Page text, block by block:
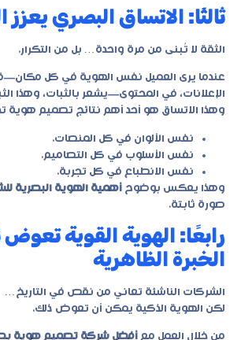
ثالثًا: الاتساق البصري
الثقة لا تُبنى من مرة واحدة… بل من التكرار.
عندما يرى العميل نفس الهوية في كل
الإعلانات، في المحتوى—يشعر بالثبات، وهذا
وهذا الاتساق هو أحد أهم نتائج تصميم هوية
نفس الألوان في كل المنصات.
نفس الأسلوب في كل التصاميم.
نفس الانطباع في كل تجربة.
وهذا يعكس بوضوح أهمية الهوية البصرية
صورة ثابتة.
رابعًا: الهوية القوية
الخبرة الظاهرية
الشركات الناشئة تعاني من نقص في التاريخ…
لكن الهوية الذكية يمكن أن تعوض ذلك.
من خلال العمل مع أفضل شركة تصميم هوية